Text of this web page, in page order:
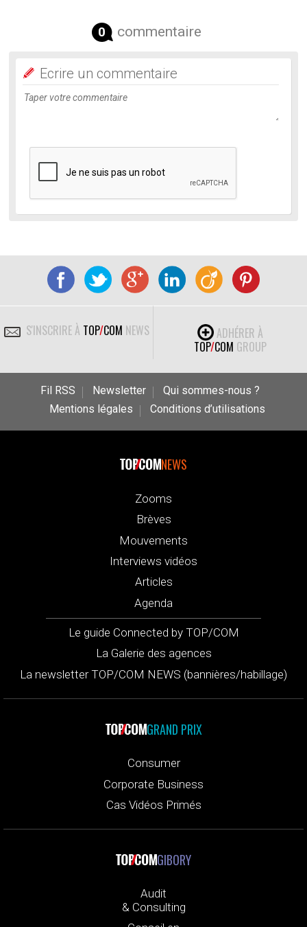
0 commentaire
Ecrire un commentaire
S'INSCRIRE À TOP/COM NEWS
ADHÉRER À
TOP/COM GROUP
Fil RSS Newsletter
Qui sommes-nous ?
Mentions légales
Conditions d’utilisations
NEWS
Zooms
Brèves
Mouvements
Interviews vidéos
Articles
Agenda
Le guide Connected by TOP/COM
La Galerie des agences
La newsletter TOP/COM NEWS (bannières/habillage)
GRAND PRIX
Consumer
Corporate Business
Cas Vidéos Primés
GIBORY
Audit
& Consulting